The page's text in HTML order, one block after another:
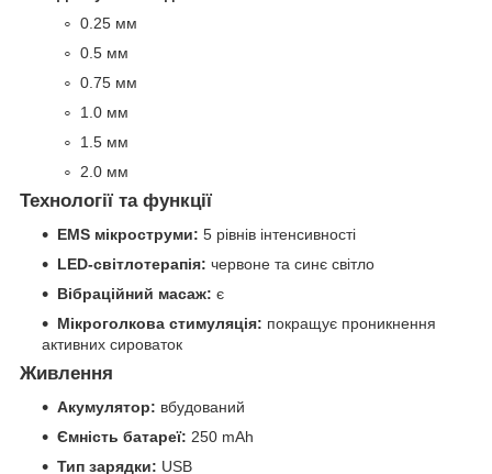
0.25 мм
0.5 мм
0.75 мм
1.0 мм
1.5 мм
2.0 мм
Технології та функції
EMS мікроструми: 5 рівнів інтенсивності
LED-світлотерапія: червоне та синє світло
Вібраційний масаж: є
Мікроголкова стимуляція: покращує проникнення
активних сироваток
Живлення
Акумулятор: вбудований
Ємність батареї: 250 mAh
Тип зарядки: USB